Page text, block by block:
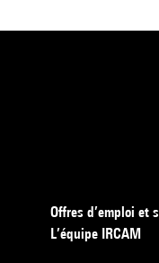
Offres d’emploi et
L’équipe IRCAM